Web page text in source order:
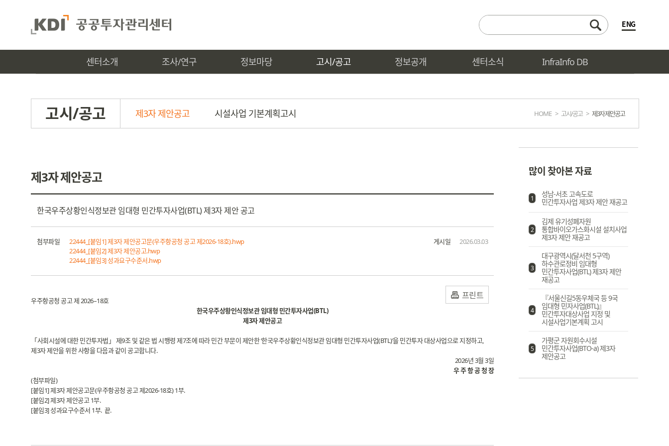
ENG
센터소개 조사/연구 정보마당 고시/공고 정보공개 센터소식 InfraInfo DB
고시/공고 제3자 제안공고 시설사업 기본계획고시 HOME > 고시/공고 > 제3자 제안공고
제3자 제안공고
한국우주상황인식정보관 임대형 민간투자사업(BTL) 제3자 제안 공고
첨부파일
22444_[붙임1] 제3자 제안공고문(우주항공청 공고 제2026-18호).hwp
22444_[붙임2] 제3자 제안공고.hwp
22444_[붙임3] 성과요구수준서.hwp
게시일 2026.03.03
프린트
우주항공청 공고 제 2026–18호
한국우주상황인식정보관 임대형 민간투자사업(BTL)
제3자 제안공고
「사회시설에 대한 민간투자법」 제9조 및 같은 법 시행령 제7조에 따라 민간 부문이 제안한 ‘한국우주상황인식정보관 임대형 민간투자사업(BTL)’을 민간투자 대상사업으로 지정하고,
제3자 제안을 위한 사항을 다음과 같이 공고합니다.
2026년 3월 3일
우 주 항 공 청 장
(첨부파일)
[붙임1] 제3자 제안공고문(우주항공청 공고 제2026-18호) 1부.
[붙임2] 제3자 제안공고 1부.
[붙임3] 성과요구수준서 1부. 끝.
많이 찾아본 자료
1
성남-서초 고속도로
민간투자사업 제3자 제안 재공고
2
김제 유기성폐자원
통합바이오가스화시설 설치사업
제3자 제안 재공고
3
대구광역시(달서천 5구역)
하수관로정비 임대형
민간투자사업(BTL) 제3자 제안
재공고
4
『서울신길5동우체국 등 9국
임대형 민자사업(BTL)』
민간투자대상사업 지정 및
시설사업기본계획 고시
5
가평군 자원회수시설
민간투자사업(BTO-a) 제3자
제안공고